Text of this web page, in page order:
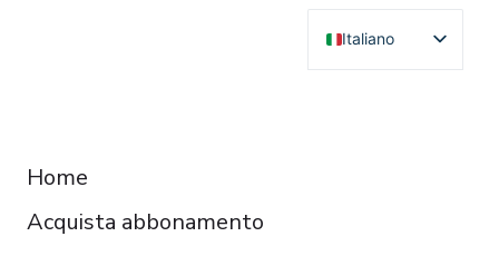
Italiano
English
Home
Acquista abbonamento